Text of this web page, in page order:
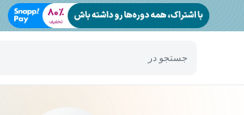
جستجو در